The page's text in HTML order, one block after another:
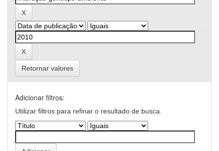
Retornar valores
Adicionar filtros:
Utilizar filtros para refinar o resultado de busca.